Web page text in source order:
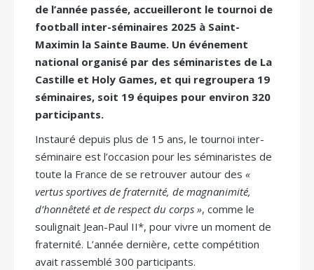
de l’année passée, accueilleront le tournoi de
football inter-séminaires 2025 à Saint-
Maximin la Sainte Baume. Un événement
national organisé par des séminaristes de La
Castille et Holy Games, et qui regroupera 19
séminaires, soit 19 équipes pour environ 320
participants.
Instauré depuis plus de 15 ans, le tournoi inter-
séminaire est l’occasion pour les séminaristes de
toute la France de se retrouver autour des «
vertus sportives de fraternité, de magnanimité,
d’honnêteté et de respect du corps », comme le
soulignait Jean-Paul II*, pour vivre un moment de
fraternité. L’année dernière, cette compétition
avait rassemblé 300 participants.